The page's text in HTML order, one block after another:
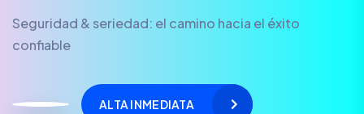
Seguridad & seriedad: el camino hacia el éxito
confiable
ALTA INMEDIATA